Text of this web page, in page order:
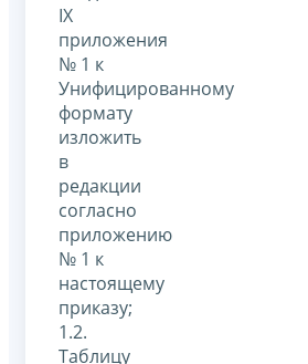
IX
приложения
№ 1 к
Унифицированному
формату
изложить
в
редакции
согласно
приложению
№ 1 к
настоящему
приказу;
1.2.
Таблицу